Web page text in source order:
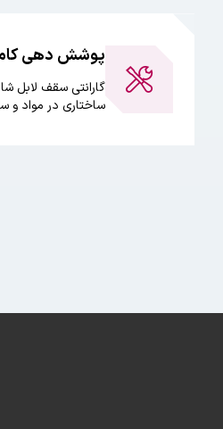
پوشش دهی
گارانتی سقف لابل
ساختاری در مواد